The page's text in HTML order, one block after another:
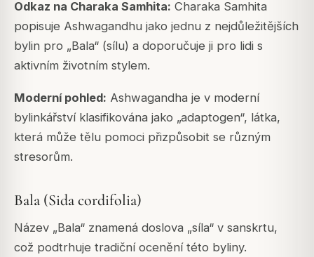
Odkaz na Charaka Samhita: Charaka Samhita
popisuje Ashwagandhu jako jednu z nejdůležitějších
bylin pro „Bala“ (sílu) a doporučuje ji pro lidi s
aktivním životním stylem.
Moderní pohled: Ashwagandha je v moderní
bylinkářství klasifikována jako „adaptogen“, látka,
která může tělu pomoci přizpůsobit se různým
stresorům.
Bala (Sida cordifolia)
Název „Bala“ znamená doslova „síla“ v sanskrtu,
což podtrhuje tradiční ocenění této byliny.